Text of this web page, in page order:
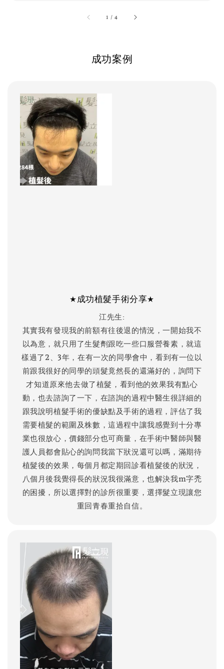
1 /accessibility.of
4
成功案例
★成功植髮手術分享★
江先生:
其實我有發現我的前額有往後退的情況，一開始我不
以為意，就只用了生髮劑跟吃一些口服營養素，就這
樣過了2、3年，在有一次的同學會中，看到有一位以
前跟我很好的同學的頭髮竟然長的還滿好的，詢問下
才知道原來他去做了植髮，看到他的效果我有點心
動，也去諮詢了一下，在諮詢的過程中醫生很詳細的
跟我說明植髮手術的優缺點及手術的過程，評估了我
需要植髮的範圍及株數，這過程中讓我感覺到十分專
業也很放心，價錢部分也可商量，在手術中醫師與醫
護人員都會貼心的詢問我當下狀況還可以嗎，滿期待
植髮後的效果，每個月都定期回診看植髮後的狀況，
八個月後我覺得長的狀況我很滿意，也解決我m字禿
的困擾，所以選擇對的診所很重要，選擇髮立現讓您
重回青春重拾自信。